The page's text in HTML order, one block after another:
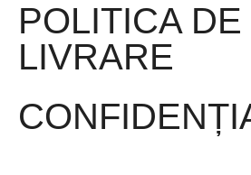
POLITICA DE
LIVRARE